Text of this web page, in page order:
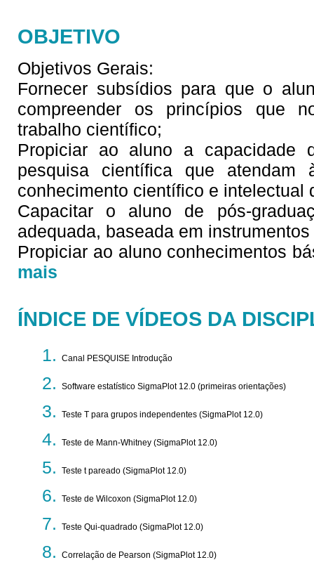
OBJETIVO
Objetivos Gerais:
Fornecer subsídios para que o
compreender os princípios que
trabalho científico;
Propiciar ao aluno a capacidade
pesquisa científica que atendam
conhecimento científico e intelectual
Capacitar o aluno de pós-
adequada, baseada em
Propiciar ao aluno conhecimentos
mais
ÍNDICE DE VÍDEOS DA
Canal PESQUISE Introdução
Software estatístico SigmaPlot 12.0 (primeiras orientações)
Teste T para grupos independentes (SigmaPlot 12.0)
Teste de Mann-Whitney (SigmaPlot 12.0)
Teste t pareado (SigmaPlot 12.0)
Teste de Wilcoxon (SigmaPlot 12.0)
Teste Qui-quadrado (SigmaPlot 12.0)
Correlação de Pearson (SigmaPlot 12.0)